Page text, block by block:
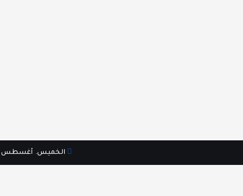
الخميس. أغسطس 6th, 2026